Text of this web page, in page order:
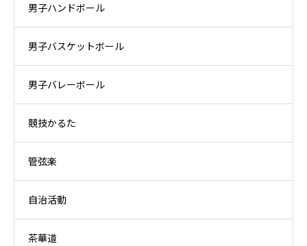
男子ハンドボール
男子バスケットボール
男子バレーボール
競技かるた
管弦楽
自治活動
茶華道